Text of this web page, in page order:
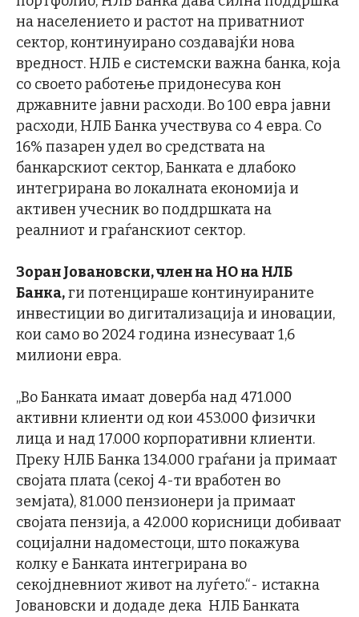
на населението и растот на приватниот
сектор, континуирано создавајќи нова
вредност. НЛБ е системски важна банка, која
со своето работење придонесува кон
државните јавни расходи. Во 100 евра јавни
расходи, НЛБ Банка учествува со 4 евра. Со
16% пазарен удел во средствата на
банкарскиот сектор, Банката е длабоко
интегрирана во локалната економија и
активен учесник во поддршката на
реалниот и граѓанскиот сектор.
Зоран Јовановски, член на НО на НЛБ
Банка,ги потенцираше континуираните
инвестиции во дигитализација и иновации,
кои само во 2024 година изнесуваат 1,6
милиони евра.
„Во Банката имаат доверба над 471.000
активни клиенти од кои 453.000 физички
лица и над 17.000 корпоративни клиенти.
Преку НЛБ Банка 134.000 граѓани ја примаат
својата плата (секој 4-ти вработен во
земјата), 81.000 пензионери ја примаат
својата пензија, а 42.000 корисници добиваат
социјални надоместоци, што покажува
колку е Банката интегрирана во
секојдневниот живот на луѓето.“- истакна
Јовановски и додаде дека НЛБ Банката